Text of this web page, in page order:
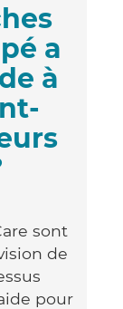
a
à
sont
de
pour